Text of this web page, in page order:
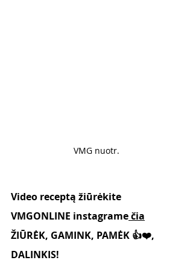
VMG nuotr.
Video receptą žiūrėkite
VMGONLINE instagrame čia
ŽIŪRĖK, GAMINK, PAMĖK 👍❤️,
DALINKIS!